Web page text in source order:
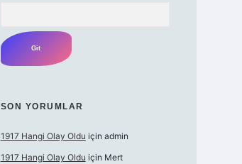
SON YORUMLAR
1917 Hangi Olay Oldu için admin
1917 Hangi Olay Oldu için Mert